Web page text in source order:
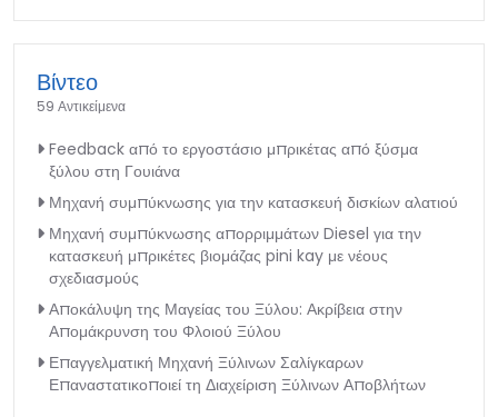
Βίντεο
59 Αντικείμενα
Feedback από το εργοστάσιο μπρικέτας από ξύσμα
ξύλου στη Γουιάνα
Μηχανή συμπύκνωσης για την κατασκευή δισκίων αλατιού
Μηχανή συμπύκνωσης απορριμμάτων Diesel για την
κατασκευή μπρικέτες βιομάζας pini kay με νέους
σχεδιασμούς
Αποκάλυψη της Μαγείας του Ξύλου: Ακρίβεια στην
Απομάκρυνση του Φλοιού Ξύλου
Επαγγελματική Μηχανή Ξύλινων Σαλίγκαρων
Επαναστατικοποιεί τη Διαχείριση Ξύλινων Αποβλήτων